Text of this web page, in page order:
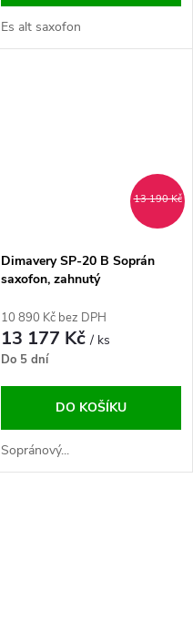
Es alt saxofon
13 190 Kč
Dimavery SP-20 B Soprán
saxofon, zahnutý
10 890 Kč bez DPH
13 177 Kč/ ks
Do 5 dní
DO KOŠÍKU
Sopránový...